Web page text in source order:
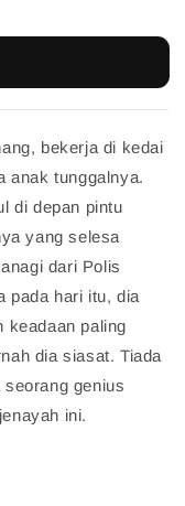
bekerja di kedai
anak tunggalnya.
di depan pintu
yang selesa
dari Polis
pada hari itu, dia
keadaan paling
dia siasat. Tiada
genius
ini.